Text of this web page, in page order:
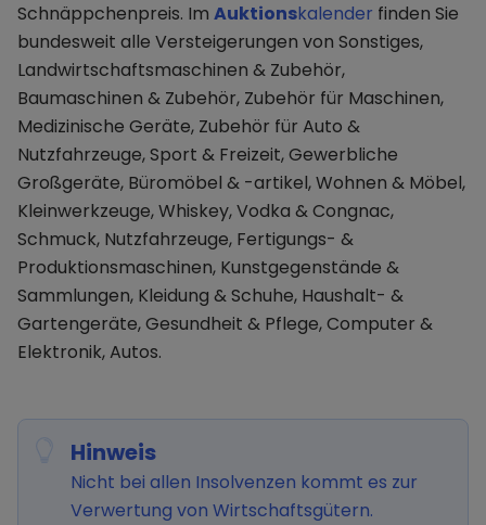
Schnäppchenpreis. Im Auktionskalender finden Sie
bundesweit alle Versteigerungen von Sonstiges,
Landwirtschaftsmaschinen & Zubehör,
Baumaschinen & Zubehör, Zubehör für Maschinen,
Medizinische Geräte, Zubehör für Auto &
Nutzfahrzeuge, Sport & Freizeit, Gewerbliche
Großgeräte, Büromöbel & -artikel, Wohnen & Möbel,
Kleinwerkzeuge, Whiskey, Vodka & Congnac,
Schmuck, Nutzfahrzeuge, Fertigungs- &
Produktionsmaschinen, Kunstgegenstände &
Sammlungen, Kleidung & Schuhe, Haushalt- &
Gartengeräte, Gesundheit & Pflege, Computer &
Elektronik, Autos.
Hinweis
Nicht bei allen Insolvenzen kommt es zur
Verwertung von Wirtschaftsgütern.